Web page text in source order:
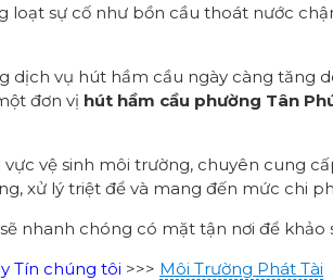
sự cố như bồn cầu thoát nước
vụ hút hầm cầu ngày càng tăng
đơn vị hút hầm cầu phường Tân
vệ sinh môi trường, chuyên cung
xử lý triệt để và mang đến mức chi
nhanh chóng có mặt tận nơi để
Tín chúng tôi >>> Môi Trường Phát Tài